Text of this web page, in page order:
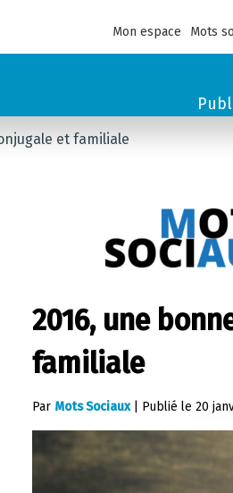
Mon espace Mots
et familiale
2016, une
familiale
Par Mots Sociaux| Publié le 20